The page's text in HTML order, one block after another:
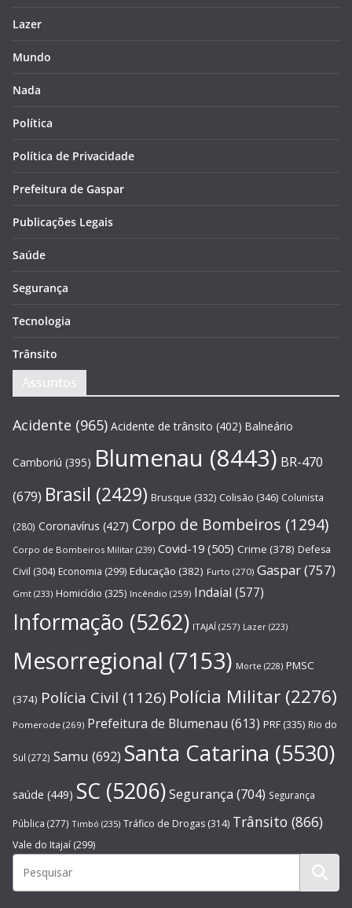
Lazer
Mundo
Nada
Política
Política de Privacidade
Prefeitura de Gaspar
Publicações Legais
Saúde
Segurança
Tecnologia
Trânsito
Assuntos
Acidente (965) Acidente de trânsito (402) Balneário
Camboriú (395) Blumenau (8443) BR-470
(679) Brasil (2429) Brusque (332) Colisão (346) Colunista
(280) Coronavírus (427) Corpo de Bombeiros (1294)
Corpo de Bombeiros Militar (239) Covid-19 (505) Crime (378) Defesa
Civil (304) Economia (299) Educação (382) Furto (270) Gaspar(757)
Gmt (233) Homicídio (325) Incêndio (259) Indaial (577)
Informação (5262) ITAJAÍ (257) Lazer (223)
Mesorregional (7153) Morte (228) PMSC
(374) Polícia Civil (1126) Polícia Militar (2276)
Pomerode (269) Prefeitura de Blumenau (613) PRF (335) Rio do
Sul (272) Samu (692) Santa Catarina (5530)
saúde (449) SC (5206)Segurança (704) Segurança
Pública (277) Timbó (235) Tráfico de Drogas (314) Trânsito (866)
Vale do Itajaí (299)